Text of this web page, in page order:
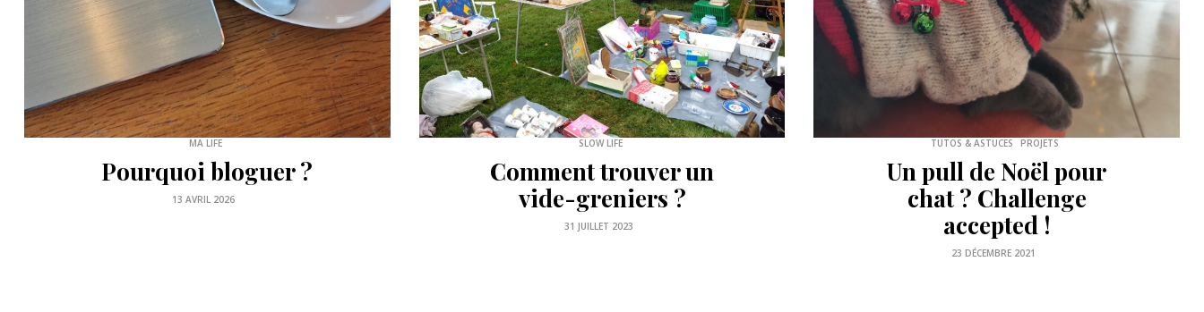
SLOW LIFE
Comment trouver un
vide-greniers ?
TUTOS & ASTUCES
Un pull de Noël pour
chat ? Challenge
accepted !
COUTURE
Couture- L’été c’est
chemise nouée
26 AOÛT 2021